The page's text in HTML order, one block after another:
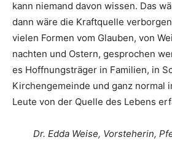
kann niemand davon wissen. Das
dann wäre die Kraftquelle
vielen Formen vom Glauben, von
nachten und Ostern, gesprochen
es Hoffnungsträger in Familien, in
Kirchengemeinde und ganz normal
Leute von der Quelle des Lebens
Dr. Edda Weise, Vorsteherin,